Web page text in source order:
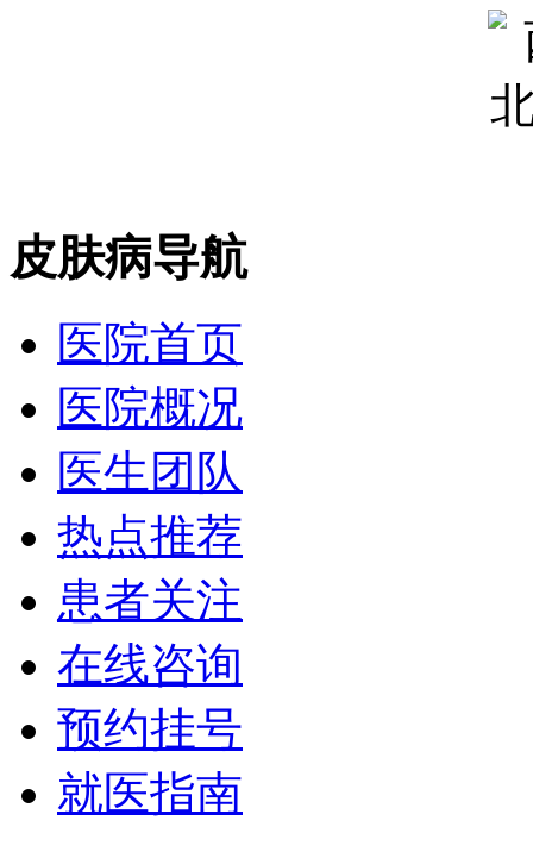
皮肤病导航
医院首页
医院概况
医生团队
热点推荐
患者关注
在线咨询
预约挂号
就医指南